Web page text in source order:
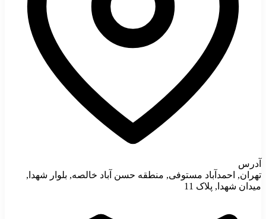
آدرس
تهران, احمدآباد مستوفی, منطقه حسن آباد خالصه, بلوار شهدا,
میدان شهدا, پلاک 11